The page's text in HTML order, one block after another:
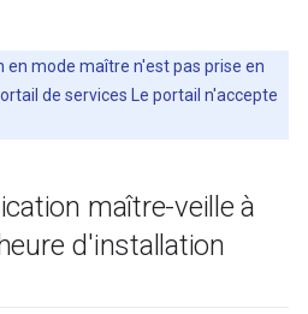
en mode maître n'est pas prise en
de services Le portail n'accepte
maître-veille à
d'installation